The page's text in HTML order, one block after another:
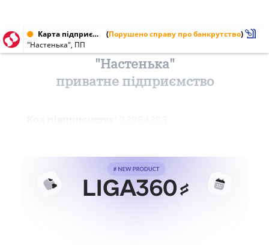
Карта підприємства від 27.08.1997 № 23284323 (Порушено справу про банкрутство)
"Настенька", ПП
"Настенька"
приватне підприємство